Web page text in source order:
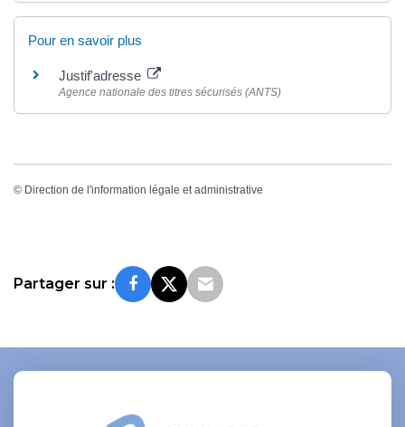
Pour en savoir plus
Justif'adresse
Agence nationale des titres sécurisés (ANTS)
© Direction de l'information légale et administrative
Partager sur :